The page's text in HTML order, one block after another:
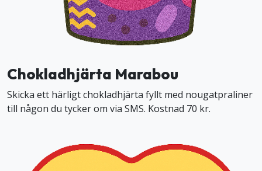
Chokladhjärta Marabou
Skicka ett härligt chokladhjärta fyllt med nougatpraliner
till någon du tycker om via SMS. Kostnad 70 kr.